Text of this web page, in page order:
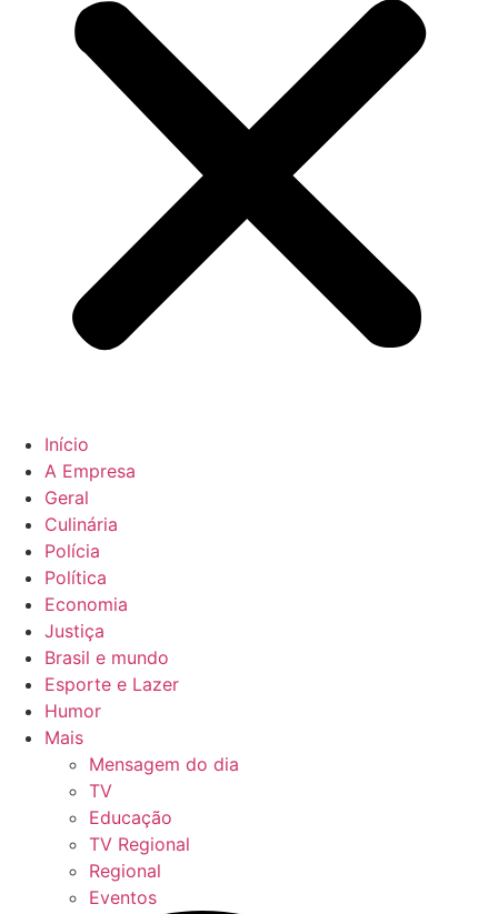
Início
A Empresa
Geral
Culinária
Polícia
Política
Economia
Justiça
Brasil e mundo
Esporte e Lazer
Humor
Mais
Mensagem do dia
TV
Educação
TV Regional
Regional
Eventos